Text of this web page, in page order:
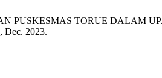
PUSKESMAS TORUE
Dec. 2023.